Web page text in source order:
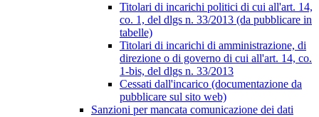
Titolari di incarichi politici di cui all'art. 14,
co. 1, del dlgs n. 33/2013 (da pubblicare in
tabelle)
Titolari di incarichi di amministrazione, di
direzione o di governo di cui all'art. 14, co.
1-bis, del dlgs n. 33/2013
Cessati dall'incarico (documentazione da
pubblicare sul sito web)
Sanzioni per mancata comunicazione dei dati